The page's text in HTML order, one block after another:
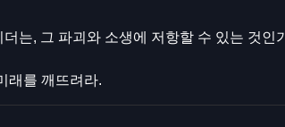
는, 그 파괴와 소생에 저항할 수 있는 것인
래를 깨뜨려라.